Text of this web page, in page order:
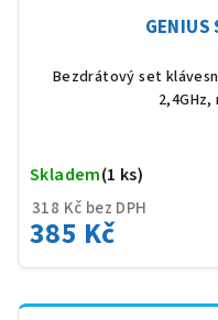
Bezdrátový set
318 Kč bez DPH
385 Kč
Skladem(1 ks)